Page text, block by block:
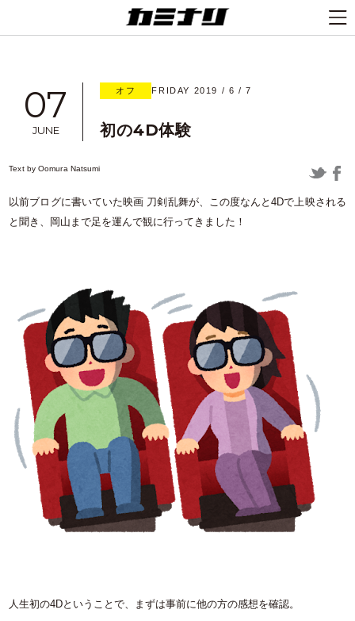
07
JUNE
オフ FRIDAY 2019 / 6 / 7
初の4D体験
Text byOomura Natsumi
以前ブログに書いていた映画 刀剣乱舞が、この度なんと4Dで上映される
と聞き、岡山まで足を運んで観に行ってきました！
人生初の4Dということで、まずは事前に他の方の感想を確認。